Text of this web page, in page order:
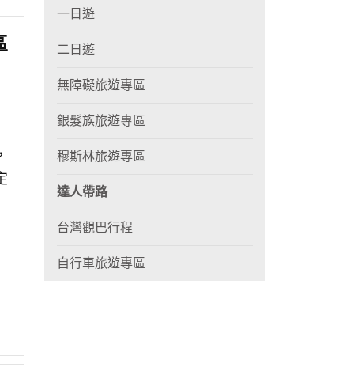
一日遊
二日遊
無障礙旅遊專區
銀髮族旅遊專區
穆斯林旅遊專區
達人帶路
台灣觀巴行程
自行車旅遊專區